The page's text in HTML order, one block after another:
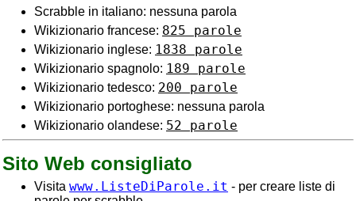
Scrabble in italiano: nessuna parola
Wikizionario francese: 825 parole
Wikizionario inglese: 1838 parole
Wikizionario spagnolo: 189 parole
Wikizionario tedesco: 200 parole
Wikizionario portoghese: nessuna parola
Wikizionario olandese: 52 parole
Sito Web consigliato
Visita www.ListeDiParole.it - per creare liste di